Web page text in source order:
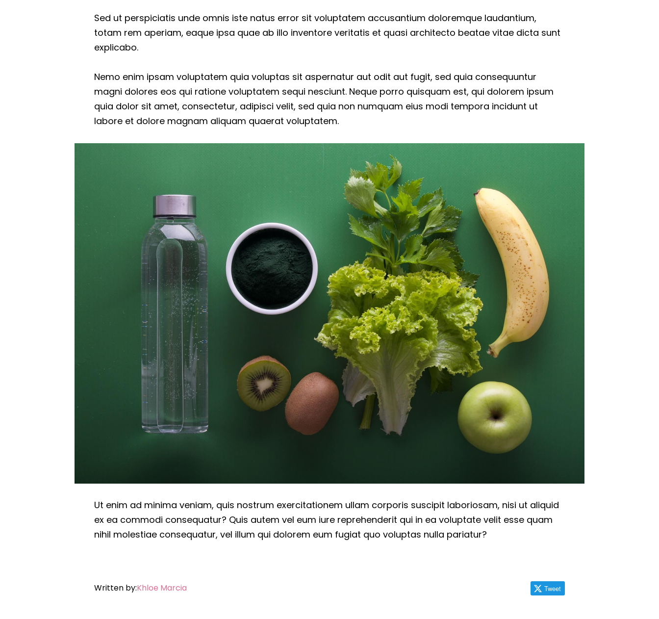
Sed ut perspiciatis unde omnis iste natus error sit voluptatem accusantium doloremque laudantium,
totam rem aperiam, eaque ipsa quae ab illo inventore veritatis et quasi architecto beatae vitae dicta sunt
explicabo.
Nemo enim ipsam voluptatem quia voluptas sit aspernatur aut odit aut fugit, sed quia consequuntur
magni dolores eos qui ratione voluptatem sequi nesciunt. Neque porro quisquam est, qui dolorem ipsum
quia dolor sit amet, consectetur, adipisci velit, sed quia non numquam eius modi tempora incidunt ut
labore et dolore magnam aliquam quaerat voluptatem.
Ut enim ad minima veniam, quis nostrum exercitationem ullam corporis suscipit laboriosam, nisi ut aliquid
ex ea commodi consequatur? Quis autem vel eum iure reprehenderit qui in ea voluptate velit esse quam
nihil molestiae consequatur, vel illum qui dolorem eum fugiat quo voluptas nulla pariatur?
Written by:Khloe Marcia Tweet